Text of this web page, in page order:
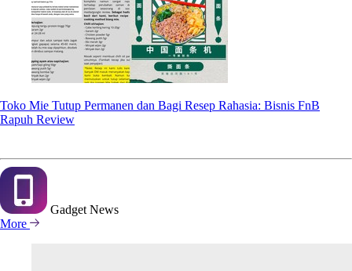
Toko Mie Tutup Permanen dan Bagi Resep Rahasia: Bisnis FnB
Rapuh Review
Gadget News
More